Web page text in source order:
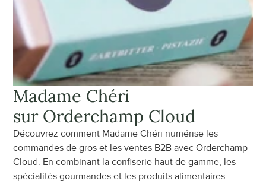
Madame Chéri
sur Orderchamp Cloud
Découvrez comment Madame Chéri numérise les
commandes de gros et les ventes B2B avec Orderchamp
Cloud. En combinant la confiserie haut de gamme, les
spécialités gourmandes et les produits alimentaires